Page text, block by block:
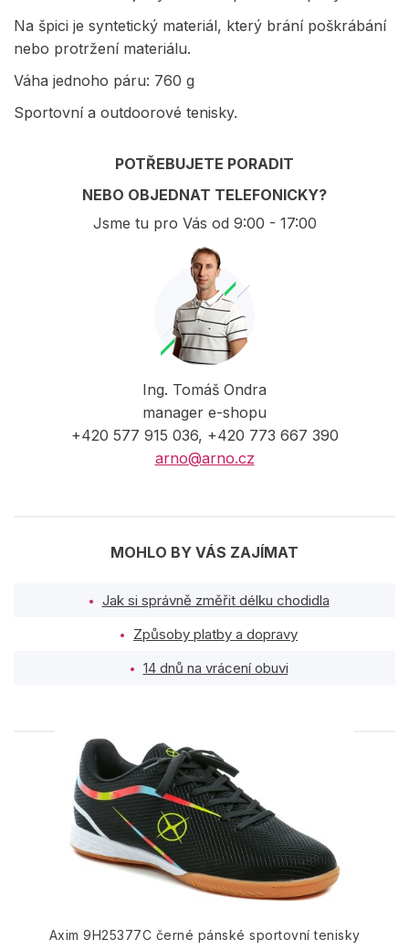
Na špici je syntetický materiál, který brání poškrábání
nebo protržení materiálu.
Váha jednoho páru: 760 g
Sportovní a outdoorové tenisky.
POTŘEBUJETE PORADIT
NEBO OBJEDNAT TELEFONICKY?
Jsme tu pro Vás od 9:00 - 17:00
Ing. Tomáš Ondra
manager e-shopu
+420 577 915 036, +420 773 667 390
arno@arno.cz
MOHLO BY VÁS ZAJÍMAT
Jak si správně změřit délku chodidla
Způsoby platby a dopravy
14 dnů na vrácení obuvi
PODOBNÉ PRODUKTY
Axim 9H25377C černé pánské sportovní tenisky